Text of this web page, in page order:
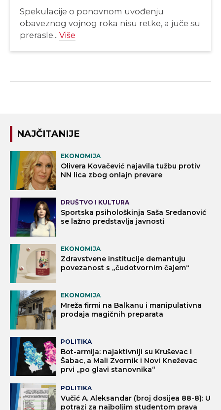
Spekulacije o ponovnom uvođenju
obaveznog vojnog roka nisu retke, a juče su
prerasle... Više
NAJČITANIJE
EKONOMIJA
Olivera Kovačević najavila tužbu protiv
NN lica zbog onlajn prevare
DRUŠTVO I KULTURA
Sportska psihološkinja Saša Sredanović
se lažno predstavlja javnosti
EKONOMIJA
Zdravstvene institucije demantuju
povezanost s „čudotvornim čajem“
EKONOMIJA
Mreža firmi na Balkanu i manipulativna
prodaja magičnih preparata
POLITIKA
Bot-armija: najaktivniji su Kruševac i
Šabac, a Mali Zvornik i Novi Kneževac
prvi „po glavi stanovnika“
POLITIKA
Vučić A. Aleksandar (broj dosijea 88-8): U
potrazi za najboljim studentom prava